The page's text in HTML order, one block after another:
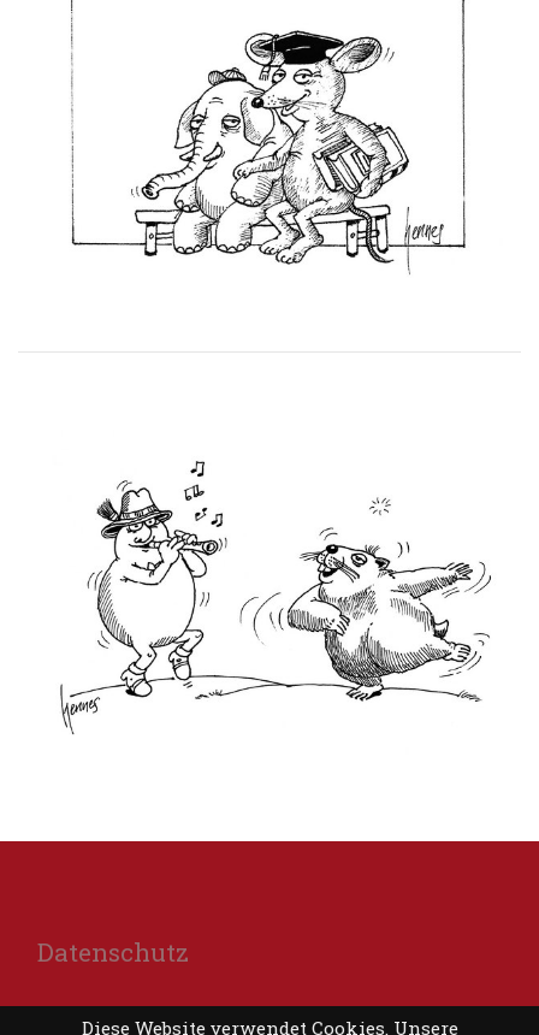
Datenschutz
Diese Website verwendet Cookies. Unsere